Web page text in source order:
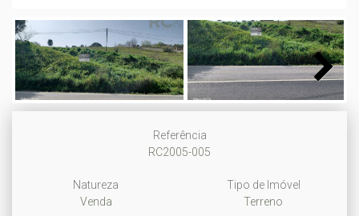
Next
Referência
RC2005-005
Natureza
Venda
Tipo de Imóvel
Terreno